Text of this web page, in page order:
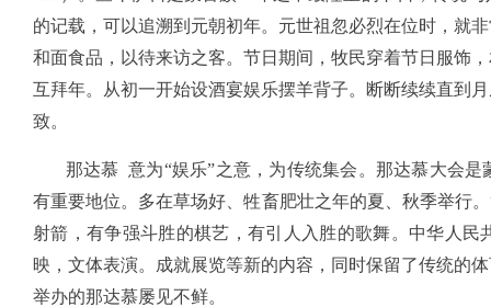
的记载，可以追溯到元朝初年。元世祖忽必烈在位时，就
和面食品，以待来访之客。节日期间，牧民穿着节日服饰
互拜年。从初一开始设酒宴娱乐摆羊背子。断断续续直到
致。
那达慕 意为“娱乐”之意，为传统集会。那达慕大会是
有重要地位。多在草场好、牲畜肥壮之年的夏、秋季举行
射箭，有争强斗胜的棋艺，有引人入胜的歌舞。中华人
映，文体表演。成就展览等新的内容，同时保留了传统的
举办的那达慕屡见不鲜。